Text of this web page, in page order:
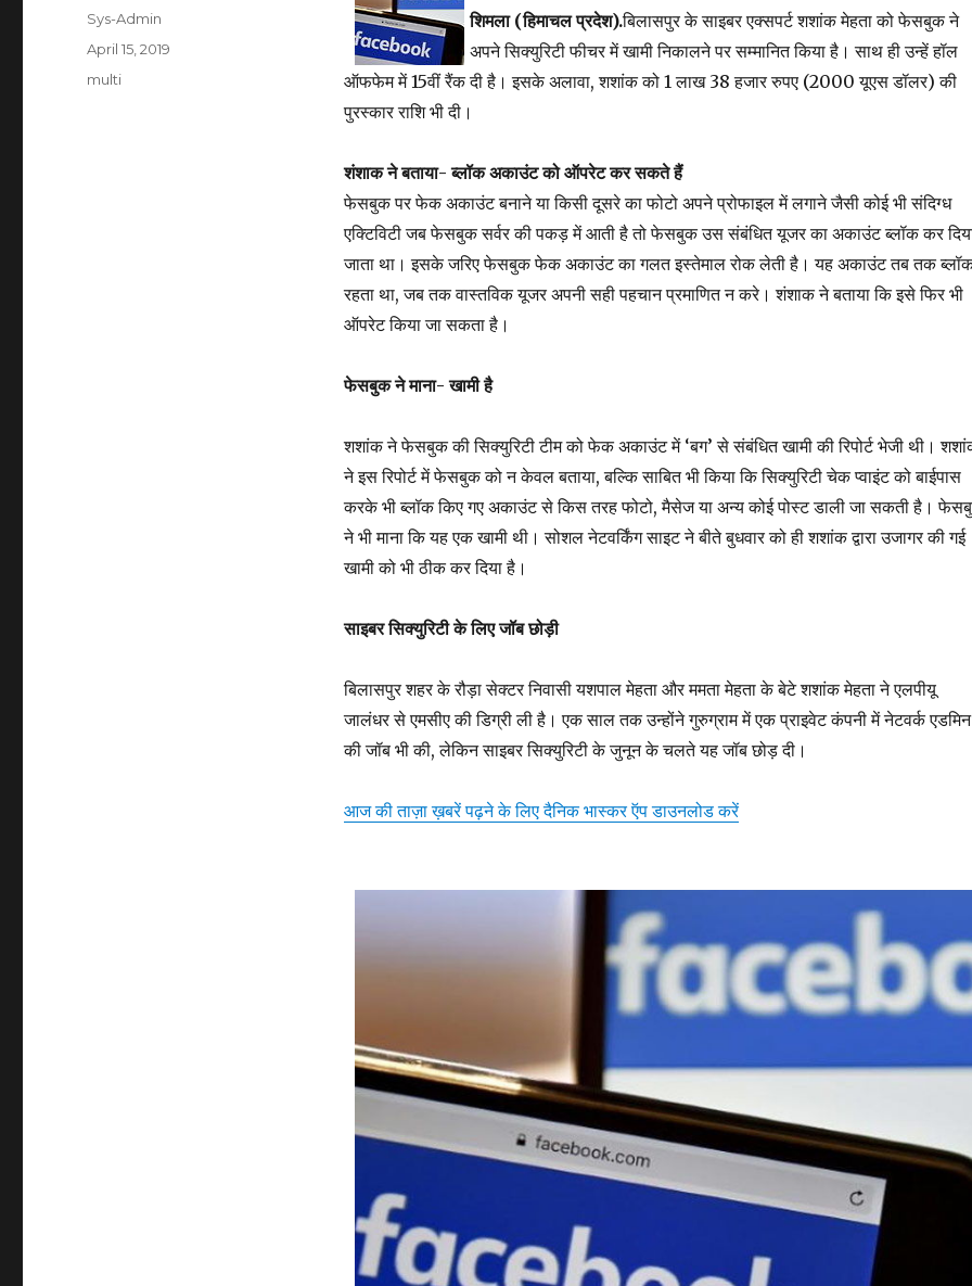
शिमला (हिमाचल प्रदेश).बिलासपुर के साइबर एक्सपर्ट शशांक मेहता को फेसबुक ने
अपने सिक्युरिटी फीचर में खामी निकालने पर सम्मानित किया है। साथ ही उन्हें हॉल
ऑफफेम में 15वीं रैंक दी है। इसके अलावा, शशांक को 1 लाख 38 हजार रुपए (2000 यूएस डॉलर) की
पुरस्कार राशि भी दी।
शंशाक ने बताया- ब्लॉक अकाउंट को ऑपरेट कर सकते हैं
फेसबुक पर फेक अकाउंट बनाने या किसी दूसरे का फोटो अपने प्रोफाइल में लगाने जैसी कोई भी संदिग्ध
एक्टिविटी जब फेसबुक सर्वर की पकड़ में आती है तो फेसबुक उस संबंधित यूजर का अकाउंट ब्लॉक कर
जाता था। इसके जरिए फेसबुक फेक अकाउंट का गलत इस्तेमाल रोक लेती है। यह अकाउंट तब तक
रहता था, जब तक वास्तविक यूजर अपनी सही पहचान प्रमाणित न करे। शंशाक ने बताया कि इसे फिर भी
ऑपरेट किया जा सकता है।
फेसबुक ने माना- खामी है
शशांक ने फेसबुक की सिक्युरिटी टीम को फेक अकाउंट में ‘बग’ से संबंधित खामी की रिपोर्ट भेजी थी।
ने इस रिपोर्ट में फेसबुक को न केवल बताया, बल्कि साबित भी किया कि सिक्युरिटी चेक प्वाइंट को बाईपास
करके भी ब्लॉक किए गए अकाउंट से किस तरह फोटो, मैसेज या अन्य कोई पोस्ट डाली जा सकती है।
ने भी माना कि यह एक खामी थी। सोशल नेटवर्किंग साइट ने बीते बुधवार को ही शशांक द्वारा उजागर की गई
खामी को भी ठीक कर दिया है।
साइबर सिक्युरिटी के लिए जॉब छोड़ी
बिलासपुर शहर के रौड़ा सेक्टर निवासी यशपाल मेहता और ममता मेहता के बेटे शशांक मेहता ने एलपीयू
जालंधर से एमसीए की डिग्री ली है। एक साल तक उन्होंने गुरुग्राम में एक प्राइवेट कंपनी में नेटवर्क एडमिन
की जॉब भी की, लेकिन साइबर सिक्युरिटी के जुनून के चलते यह जॉब छोड़ दी।
आज की ताज़ा ख़बरें पढ़ने के लिए दैनिक भास्कर ऍप डाउनलोड करें
Author
Sys-Admin
Posted
April 15, 2019
Categories
multi